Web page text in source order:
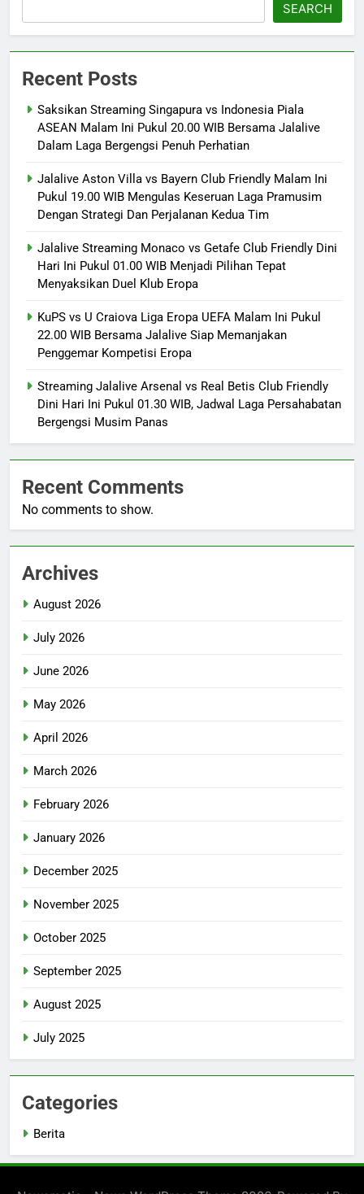
SEARCH
Recent Posts
Saksikan Streaming Singapura vs Indonesia Piala
ASEAN Malam Ini Pukul 20.00 WIB Bersama Jalalive
Dalam Laga Bergengsi Penuh Perhatian
Jalalive Aston Villa vs Bayern Club Friendly Malam Ini
Pukul 19.00 WIB Mengulas Keseruan Laga Pramusim
Dengan Strategi Dan Perjalanan Kedua Tim
Jalalive Streaming Monaco vs Getafe Club Friendly Dini
Hari Ini Pukul 01.00 WIB Menjadi Pilihan Tepat
Menyaksikan Duel Klub Eropa
KuPS vs U Craiova Liga Eropa UEFA Malam Ini Pukul
22.00 WIB Bersama Jalalive Siap Memanjakan
Penggemar Kompetisi Eropa
Streaming Jalalive Arsenal vs Real Betis Club Friendly
Dini Hari Ini Pukul 01.30 WIB, Jadwal Laga Persahabatan
Bergengsi Musim Panas
Recent Comments
No comments to show.
Archives
August 2026
July 2026
June 2026
May 2026
April 2026
March 2026
February 2026
January 2026
December 2025
November 2025
October 2025
September 2025
August 2025
July 2025
Categories
Berita